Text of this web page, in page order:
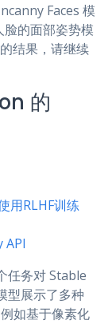
Faces 模
的面部姿势模
结果，请继续
的
用RLHF训练
API
任务对 Stable
型展示了多种
如基于像素化